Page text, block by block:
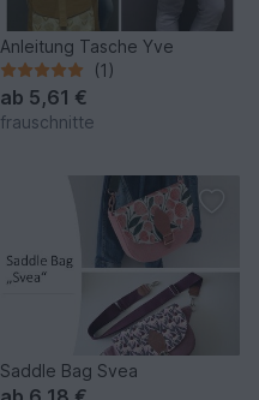
Anleitung Tasche Yve
(1)
ab 5,61 €
frauschnitte
Saddle Bag Svea